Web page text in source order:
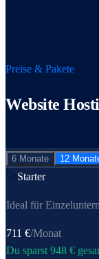
Preise & Pakete
Website
6 Monate 12
Starter
Ideal für
711 €/Monat
Du sparst 948 €